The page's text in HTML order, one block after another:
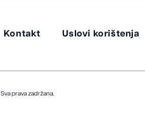
Kontakt Uslovi korištenja
Sva prava zadržana.